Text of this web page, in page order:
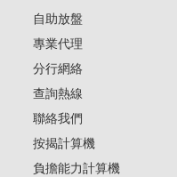
自助放盤
專業代理
分行網絡
查詢熱線
聯絡我們
按揭計算機
負擔能力計算機